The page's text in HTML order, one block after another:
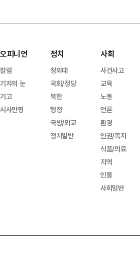
오피니언
칼럼
기자의 눈
기고
시사만평
정치
청와대
국회/정당
북한
행정
국방/외교
정치일반
사회
사건사고
교육
노동
언론
환경
인권/복지
식품/의료
지역
인물
사회일반